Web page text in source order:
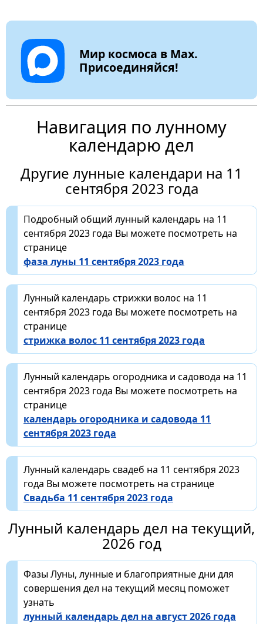
Мир космоса в Max.
Присоединяйся!
Навигация по лунному
календарю дел
Другие лунные календари на 11
сентября 2023 года
Подробный общий лунный календарь на 11
сентября 2023 года Вы можете посмотреть на
странице
фаза луны 11 сентября 2023 года
Лунный календарь стрижки волос на 11
сентября 2023 года Вы можете посмотреть на
странице
стрижка волос 11 сентября 2023 года
Лунный календарь огородника и садовода на 11
сентября 2023 года Вы можете посмотреть на
странице
календарь огородника и садовода 11
сентября 2023 года
Лунный календарь свадеб на 11 сентября 2023
года Вы можете посмотреть на странице
Свадьба 11 сентября 2023 года
Лунный календарь дел на текущий,
2026 год
Фазы Луны, лунные и благоприятные дни для
совершения дел на текущий месяц поможет
узнать
лунный календарь дел на август 2026 года